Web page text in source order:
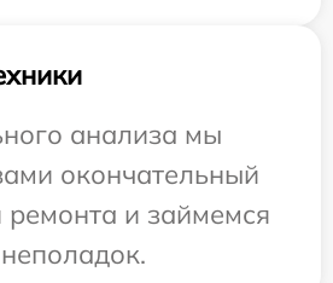
анализа мы
окончательный
ремонта и займемся